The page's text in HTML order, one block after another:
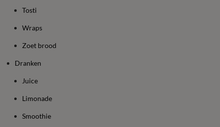
Tosti
Wraps
Zoet brood
Dranken
Juice
Limonade
Smoothie